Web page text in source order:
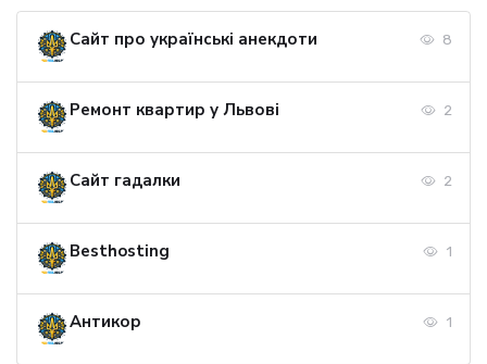
Сайт про українські анекдоти 8
Ремонт квартир у Львові 2
Сайт гадалки 2
Besthosting 1
Антикор 1